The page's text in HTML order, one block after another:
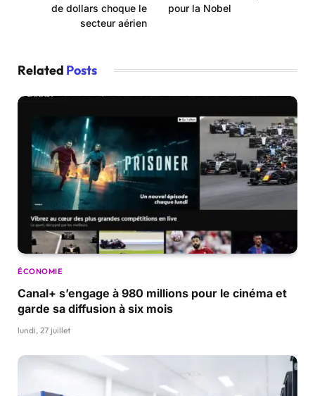
de dollars choque le
secteur aérien
pour la Nobel
Related Posts
ÉCONOMIE
Canal+ s’engage à 980 millions pour le cinéma et
garde sa diffusion à six mois
lundi, 27 juillet